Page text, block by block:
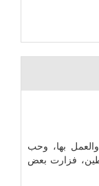
والعمل بها، وحب
فزارت بعض